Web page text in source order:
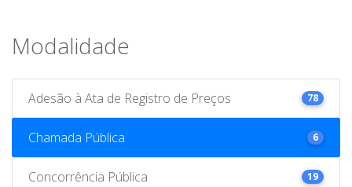
Modalidade
Adesão à Ata de Registro de Preços 78
Chamada Pública 6
Concorrência Pública 19